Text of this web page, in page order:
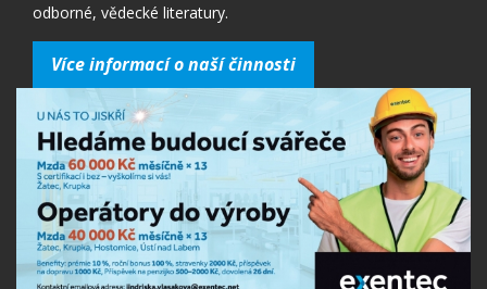
odborné, vědecké literatury.
Více informací o naší činnosti